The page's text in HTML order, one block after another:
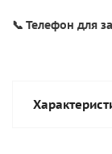
📞 Телефон для